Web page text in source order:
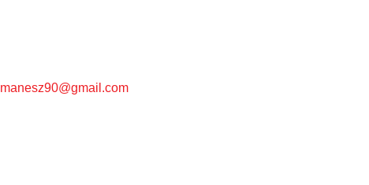
manesz90@gmail.com